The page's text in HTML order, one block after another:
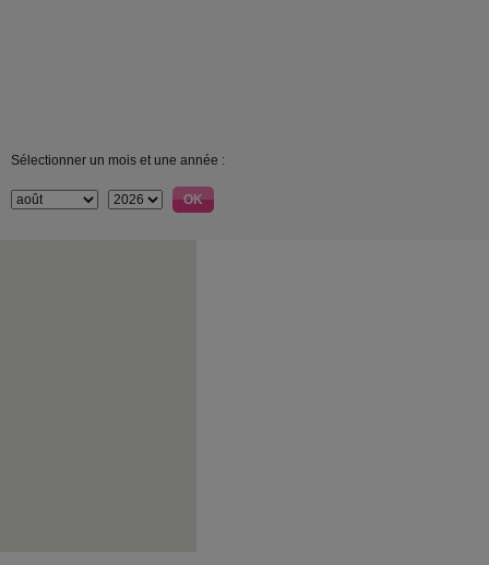
Sélectionner un mois et une année :